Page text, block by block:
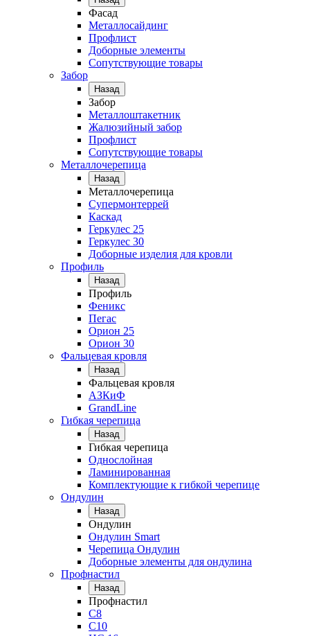
Фасад
Металлосайдинг
Профлист
Доборные элементы
Сопутствующие товары
Забор
Назад
Забор
Металлоштакетник
Жалюзийный забор
Профлист
Сопутствующие товары
Металлочерепица
Назад
Металлочерепица
Супермонтеррей
Каскад
Геркулес 25
Геркулес 30
Доборные изделия для кровли
Профиль
Назад
Профиль
Феникс
Пегас
Орион 25
Орион 30
Фальцевая кровля
Назад
Фальцевая кровля
АЗКиФ
GrandLine
Гибкая черепица
Назад
Гибкая черепица
Однослойная
Ламинированная
Комплектующие к гибкой черепице
Ондулин
Назад
Ондулин
Ондулин Smart
Черепица Ондулин
Доборные элементы для ондулина
Профнастил
Назад
Профнастил
С8
С10